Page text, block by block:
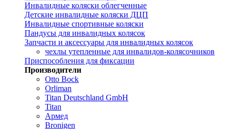
Инвалидные коляски облегченные
Детские инвалидные коляски ДЦП
Инвалидные спортивные коляски
Пандусы для инвалидных колясок
Запчасти и аксессуары для инвалидных колясок
чехлы утепленные для инвалидов-колясочников
Приспособления для фиксации
Производители
Otto Bock
Orliman
Titan Deutschland GmbH
Titan
Армед
Bronigen